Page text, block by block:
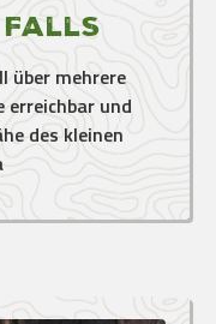
Falls
über mehrere
erreichbar und
des kleinen